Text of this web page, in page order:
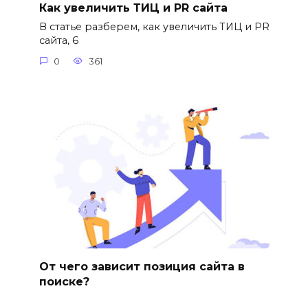
Как увеличить ТИЦ и PR сайта
В статье разберем, как увеличить ТИЦ и PR
сайта, 6
0 361
От чего зависит позиция сайта в
поиске?